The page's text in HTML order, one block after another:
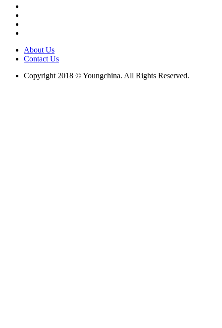
About Us
Contact Us
Copyright 2018 © Youngchina. All Rights Reserved.